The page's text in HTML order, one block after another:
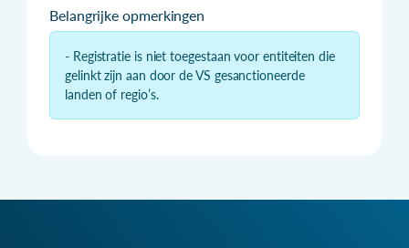
Belangrijke opmerkingen
- Registratie is niet toegestaan voor entiteiten die
gelinkt zijn aan door de VS gesanctioneerde
landen of regio’s.